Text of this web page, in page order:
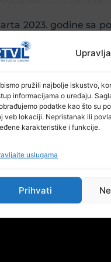
pružili najbolje iskustvo,
informacijama o uređaju.
podatke kao što su
veb lokaciji. Nepristanak ili
karakteristike i funkcije.
uslugama
Prihvati
2023. godine sa
Almira Bikovića.
fotomonografije
prof. Subhija
koja će